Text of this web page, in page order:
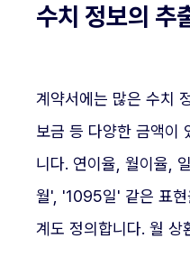
수치 정보의 추
계약서에는 많은 수치
보금 등 다양한 금액이
니다. 연이율, 월이율,
월', '1095일' 같은 표현
계도 정의합니다. 월 상